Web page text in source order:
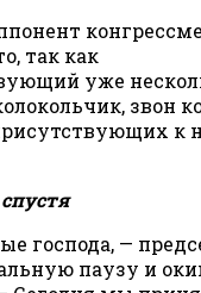
так как
уже
звон
к
господа, —
паузу и